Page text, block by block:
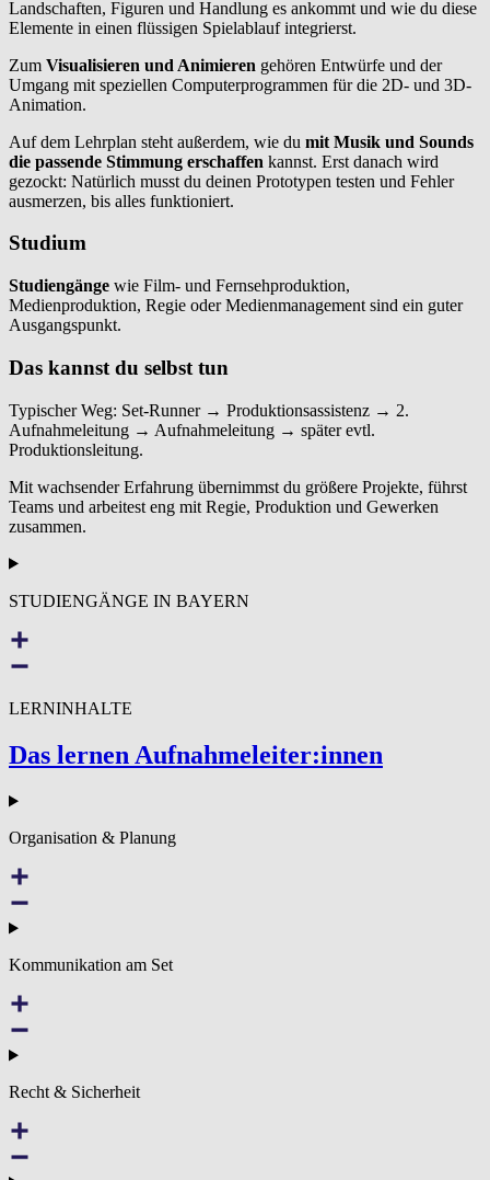
Landschaften, Figuren und Handlung es ankommt und wie du diese
Elemente in einen flüssigen Spielablauf integrierst.
Zum Visualisieren und Animieren gehören Entwürfe und der
Umgang mit speziellen Computerprogrammen für die 2D- und 3D-
Animation.
Auf dem Lehrplan steht außerdem, wie du mit Musik und Sounds
die passende Stimmung erschaffen kannst. Erst danach wird
gezockt: Natürlich musst du deinen Prototypen testen und Fehler
ausmerzen, bis alles funktioniert.
Studium
Studiengänge wie Film- und Fernsehproduktion,
Medienproduktion, Regie oder Medienmanagement sind ein guter
Ausgangspunkt.
Das kannst du selbst tun
Typischer Weg: Set-Runner → Produktionsassistenz → 2.
Aufnahmeleitung → Aufnahmeleitung → später evtl.
Produktionsleitung.
Mit wachsender Erfahrung übernimmst du größere Projekte, führst
Teams und arbeitest eng mit Regie, Produktion und Gewerken
zusammen.
STUDIENGÄNGE IN BAYERN
LERNINHALTE
Das lernen Auf­nah­meleit­er:innen
Organisation & Planung
Kommunikation am Set
Recht & Sicherheit